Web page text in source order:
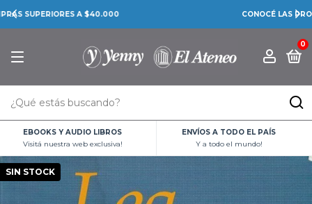
CONOCÉ LAS PROMOCIONES BANCARIAS
0
EBOOKS Y AUDIO LIBROS
Visitá nuestra web exclusiva!
ENVÍOS A TODO EL PAÍS
Y a todo el mundo!
SIN STOCK